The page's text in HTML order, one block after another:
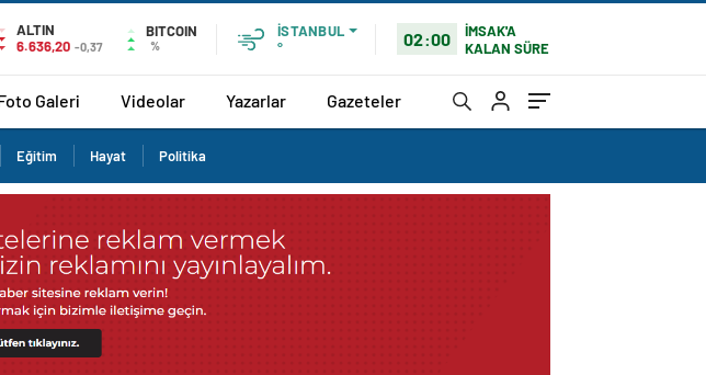
ALTIN
6.636,20 -0,37
BITCOIN
%
İSTANBUL
°
02:00
İMSAK'A
KALAN SÜRE
Galeri Videolar Yazarlar Gazeteler
Eğitim Hayat Politika